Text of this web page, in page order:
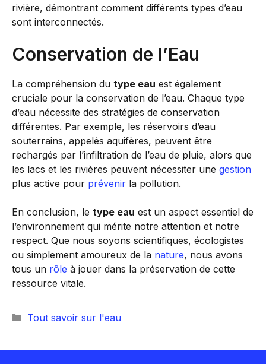
rivière, démontrant comment différents types d’eau
sont interconnectés.
Conservation de l’Eau
La compréhension du type eau est également
cruciale pour la conservation de l’eau. Chaque type
d’eau nécessite des stratégies de conservation
différentes. Par exemple, les réservoirs d’eau
souterrains, appelés aquifères, peuvent être
rechargés par l’infiltration de l’eau de pluie, alors que
les lacs et les rivières peuvent nécessiter une gestion
plus active pour prévenir la pollution.
En conclusion, le type eau est un aspect essentiel de
l’environnement qui mérite notre attention et notre
respect. Que nous soyons scientifiques, écologistes
ou simplement amoureux de la nature, nous avons
tous un rôle à jouer dans la préservation de cette
ressource vitale.
Catégories
Tout savoir sur l'eau